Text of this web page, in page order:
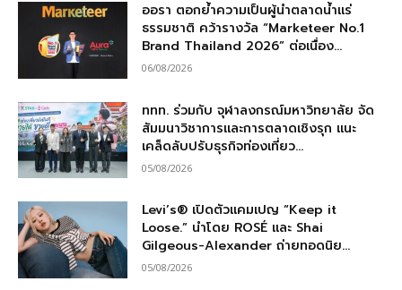
ออรา ตอกย้ำความเป็นผู้นำตลาดน้ำแร่
ธรรมชาติ คว้ารางวัล “Marketeer No.1
Brand Thailand 2026” ต่อเนื่อง...
06/08/2026
ททท. ร่วมกับ จุฬาลงกรณ์มหาวิทยาลัย จัด
สัมมนาวิชาการและการตลาดเชิงรุก แนะ
เคล็ดลับปรับธุรกิจท่องเที่ยว...
05/08/2026
Levi’s® เปิดตัวแคมเปญ “Keep it
Loose.” นำโดย ROSÉ และ Shai
Gilgeous-Alexander ถ่ายทอดนิย...
05/08/2026